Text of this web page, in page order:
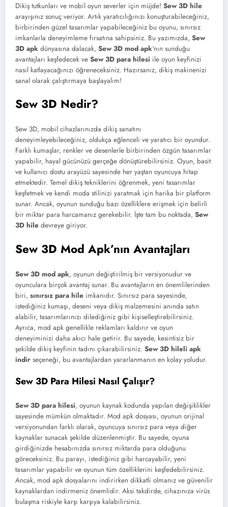
Dikiş tutkunları ve mobil oyun severler için müjde! Sew 3D hile
arayışınız sonuç veriyor. Artık yaratıcılığınızı konuşturabileceğiniz,
birbirinden güzel tasarımlar yapabileceğiniz bu oyunu, sınırsız
imkanlarla deneyimleme fırsatına sahipsiniz. Bu yazımızda, Sew
3D apk dünyasına dalacak, Sew 3D mod apk‘nın sunduğu
avantajları keşfedecek ve Sew 3D para hilesi ile oyun keyfinizi
nasıl katlayacağınızı öğreneceksiniz. Hazırsanız, dikiş makinenizi
sanal olarak çalıştırmaya başlayalım!
Sew 3D Nedir?
Sew 3D, mobil cihazlarınızda dikiş sanatını
deneyimleyebileceğiniz, oldukça eğlenceli ve yaratıcı bir oyundur.
Farklı kumaşlar, renkler ve desenlerle birbirinden özgün tasarımlar
yapabilir, hayal gücünüzü gerçeğe dönüştürebilirsiniz. Oyun, basit
ve kullanıcı dostu arayüzü sayesinde her yaştan oyuncuya hitap
etmektedir. Temel dikiş tekniklerini öğrenmek, yeni tasarımlar
keşfetmek ve kendi moda stilinizi yaratmak için harika bir platform
sunar. Ancak, oyunun sunduğu bazı özelliklere erişmek için belirli
bir miktar para harcamanız gerekebilir. İşte tam bu noktada, Sew
3D hile devreye giriyor.
Sew 3D Mod Apk’nın Avantajları
Sew 3D mod apk, oyunun değiştirilmiş bir versiyonudur ve
oyunculara birçok avantaj sunar. Bu avantajların en önemlilerinden
biri, sınırsız para hile imkanıdır. Sınırsız para sayesinde,
istediğiniz kumaşı, deseni veya dikiş malzemesini anında satın
alabilir, tasarımlarınızı dilediğiniz gibi kişiselleştirebilirsiniz.
Ayrıca, mod apk genellikle reklamları kaldırır ve oyun
deneyiminizi daha akıcı hale getirir. Bu sayede, kesintisiz bir
şekilde dikiş keyfinin tadını çıkarabilirsiniz. Sew 3D hileli apk
indir seçeneği, bu avantajlardan yararlanmanın en kolay yoludur.
Sew 3D Para Hilesi Nasıl Çalışır?
Sew 3D para hilesi, oyunun kaynak kodunda yapılan değişiklikler
sayesinde mümkün olmaktadır. Mod apk dosyası, oyunun orijinal
versiyonundan farklı olarak, oyuncuya sınırsız para veya diğer
kaynaklar sunacak şekilde düzenlenmiştir. Bu sayede, oyuna
girdiğinizde hesabınızda sınırsız miktarda para olduğunu
göreceksiniz. Bu parayı, istediğiniz gibi harcayabilir, yeni
tasarımlar yapabilir ve oyunun tüm özelliklerini keşfedebilirsiniz.
Ancak, mod apk dosyalarını indirirken dikkatli olmanız ve güvenilir
kaynaklardan indirmeniz önemlidir. Aksi takdirde, cihazınıza virüs
bulaşma riskiyle karşı karşıya kalabilirsiniz.